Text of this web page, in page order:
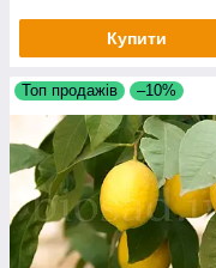
Купити
Топ продажів –10%